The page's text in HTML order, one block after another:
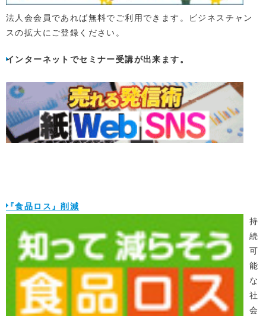
法人会会員であれば無料でご利用できます。ビジネスチャン
スの拡大にご登録ください。
インターネットでセミナー受講が出来ます。
『食品ロス』削減
持
続
可
能
な
社
会